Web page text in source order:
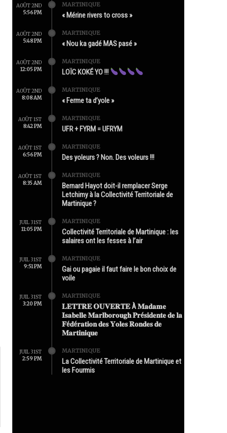
AOÛT 2ND
5:56 PM
MARTINIQUE
« Mérine rivers to cross »
AOÛT 2ND
5:48 PM
MARTINIQUE
« Nou ka gadé MAS pasé »
AOÛT 2ND
12:05 PM
MARTINIQUE
LOÏC KOKÉ YO !!!
AOÛT 2ND
8:08 AM
MARTINIQUE
« Ferme ta d’yole »
AOÛT 1ST
8:42 PM
MARTINIQUE
UFR + FYRM = UFRYM
AOÛT 1ST
6:56 PM
MARTINIQUE
Des yoleurs ? Non. Des voleurs !!!
AOÛT 1ST
8:35 AM
MARTINIQUE
Bernard Hayot doit-il remplacer Serge
Letchimy à la Collectivité Territoriale de
Martinique ?
JUIL 31ST
11:05 PM
MARTINIQUE
Collectivité Territoriale de Martinique : les
salaires ont les fesses à l’air
JUIL 31ST
9:51 PM
MARTINIQUE
Gai ou pagaie il faut faire le bon choix de
voile
JUIL 31ST
3:20 PM
MARTINIQUE
𝐋𝐄𝐓𝐓𝐑𝐄 𝐎𝐔𝐕𝐄𝐑𝐓𝐄 À 𝐌𝐚𝐝𝐚𝐦𝐞
𝐈𝐬𝐚𝐛𝐞𝐥𝐥𝐞 𝐌𝐚𝐫𝐥𝐛𝐨𝐫𝐨𝐮𝐠𝐡 𝐏𝐫é𝐬𝐢𝐝𝐞𝐧𝐭𝐞 𝐝𝐞 𝐥𝐚
𝐅é𝐝é𝐫𝐚𝐭𝐢𝐨𝐧 𝐝𝐞𝐬 𝐘𝐨𝐥𝐞𝐬 𝐑𝐨𝐧𝐝𝐞𝐬 𝐝𝐞
𝐌𝐚𝐫𝐭𝐢𝐧𝐢𝐪𝐮𝐞
JUIL 31ST
2:59 PM
MARTINIQUE
La Collectivité Territoriale de Martinique et
les Fourmis